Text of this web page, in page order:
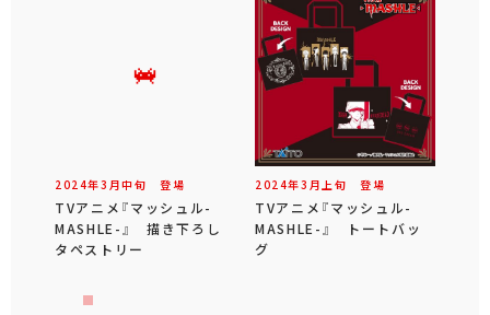
2024年3 月中旬 登場
TVアニメ『マッシュル-
MASHLE-』 描き下ろし
タペストリー
2024年3 月 上旬 登場
TVアニメ『マッシュル-
MASHLE-』 トートバッ
グ